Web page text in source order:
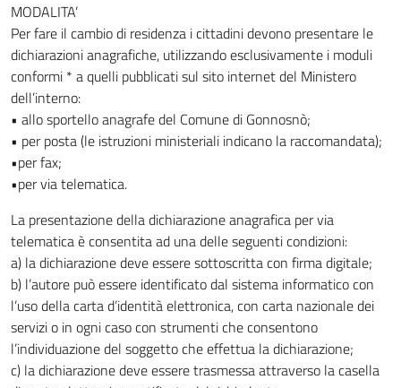
MODALITA’
Per fare il cambio di residenza i cittadini devono presentare le
dichiarazioni anagrafiche, utilizzando esclusivamente i moduli
conformi * a quelli pubblicati sul sito internet del Ministero
dell’interno:
• allo sportello anagrafe del Comune di Gonnosnò;
• per posta (le istruzioni ministeriali indicano la raccomandata);
•per fax;
•per via telematica.
La presentazione della dichiarazione anagrafica per via
telematica è consentita ad una delle seguenti condizioni:
a) la dichiarazione deve essere sottoscritta con firma digitale;
b) l’autore può essere identificato dal sistema informatico con
l’uso della carta d’identità elettronica, con carta nazionale dei
servizi o in ogni caso con strumenti che consentono
l’individuazione del soggetto che effettua la dichiarazione;
c) la dichiarazione deve essere trasmessa attraverso la casella